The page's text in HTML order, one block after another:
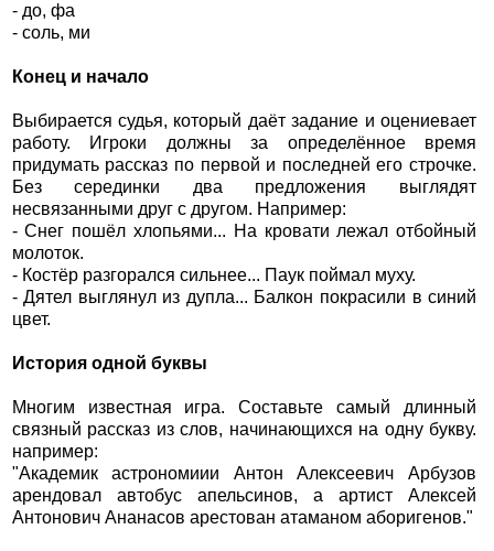
- до, фа
- соль, ми
Конец и начало
Выбирается судья, который даёт задание и оцениевает
работу. Игроки должны за определённое время
придумать рассказ по первой и последней его строчке.
Без серединки два предложения выглядят
несвязанными друг с другом. Например:
- Снег пошёл хлопьями... На кровати лежал отбойный
молоток.
- Костёр разгорался сильнее... Паук поймал муху.
- Дятел выглянул из дупла... Балкон покрасили в синий
цвет.
История одной буквы
Многим известная игра. Составьте самый длинный
связный рассказ из слов, начинающихся на одну букву.
например:
"Академик астрономиии Антон Алексеевич Арбузов
арендовал автобус апельсинов, а артист Алексей
Антонович Ананасов арестован атаманом аборигенов."